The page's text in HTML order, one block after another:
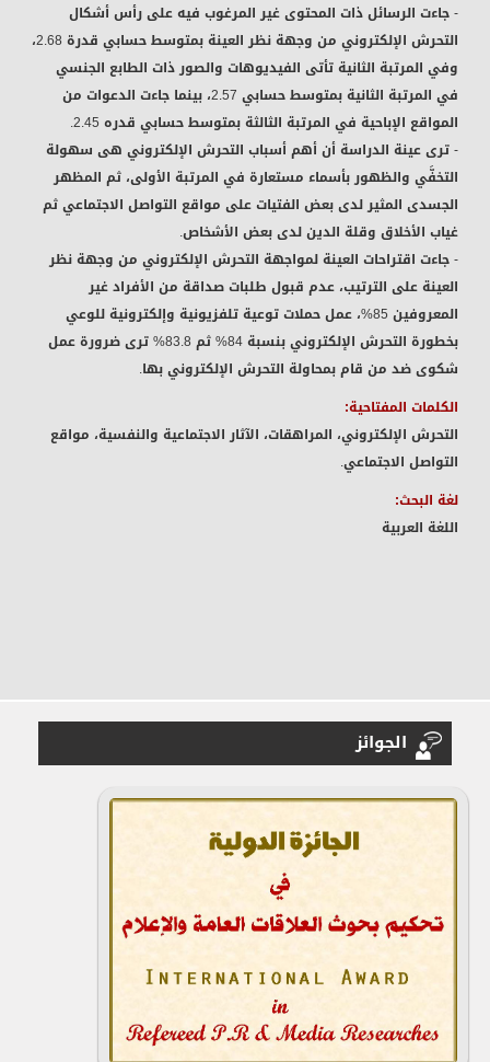
- جاءت الرسائل ذات المحتوى غير المرغوب فيه على رأس أشكال
التحرش الإلكتروني من وجهة نظر العينة بمتوسط حسابي قدرة 2.68،
وفي المرتبة الثانية تأتى الفيديوهات والصور ذات الطابع الجنسي
في المرتبة الثانية بمتوسط حسابي 2.57، بينما جاءت الدعوات من
المواقع الإباحية في المرتبة الثالثة بمتوسط حسابي قدره 2.45.
- ترى عينة الدراسة أن أهم أسباب التحرش الإلكتروني هى سهولة
التخفَّي والظهور بأسماء مستعارة في المرتبة الأولى، ثم المظهر
الجسدى المثير لدى بعض الفتيات على مواقع التواصل الاجتماعي ثم
غياب الأخلاق وقلة الدين لدى بعض الأشخاص.
- جاءت اقتراحات العينة لمواجهة التحرش الإلكتروني من وجهة نظر
العينة على الترتيب، عدم قبول طلبات صداقة من الأفراد غير
المعروفين 85%، عمل حملات توعية تلفزيونية وإلكترونية للوعي
بخطورة التحرش الإلكتروني بنسبة 84% ثم 83.8% ترى ضرورة عمل
شكوى ضد من قام بمحاولة التحرش الإلكتروني بها.
الكلمات المفتاحية:
التحرش الإلكتروني، المراهقات، الآثار الاجتماعية والنفسية، مواقع
التواصل الاجتماعي.
لغة البحث:
اللغة العربية
الجوائز